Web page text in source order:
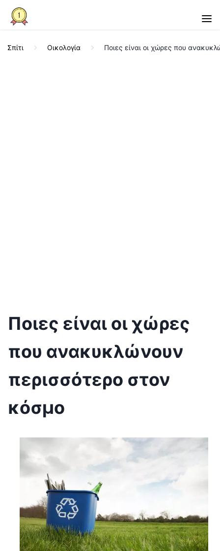
Σπίτι Οικολογία Ποιες είναι οι χώρες που
Ποιες είναι οι χώρες
που ανακυκλώνουν
περισσότερο στον
κόσμο